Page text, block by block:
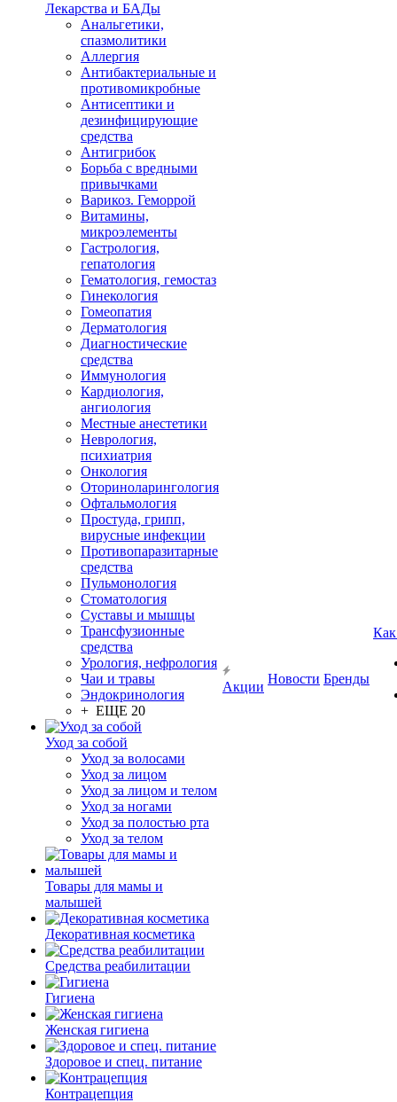
Лекарства и БАДы
Анальгетики,
спазмолитики
Аллергия
Антибактериальные и
противомикробные
Антисептики и
дезинфицирующие
средства
Антигрибок
Борьба с вредными
привычками
Варикоз. Геморрой
Витамины,
микроэлементы
Гастрология,
гепатология
Гематология, гемостаз
Гинекология
Гомеопатия
Дерматология
Диагностические
средства
Иммунология
Кардиология,
ангиология
Местные анестетики
Неврология,
психиатрия
Онкология
Оториноларингология
Офтальмология
Простуда, грипп,
вирусные инфекции
Противопаразитарные
средства
Пульмонология
Стоматология
Суставы и мышцы
Трансфузионные
средства
Урология, нефрология
Чаи и травы
Эндокринология
+ ЕЩЕ 20
Уход за собой
Уход за волосами
Уход за лицом
Уход за лицом и телом
Уход за ногами
Уход за полостью рта
Уход за телом
Товары для мамы и
малышей
Декоративная косметика
Средства реабилитации
Гигиена
Женская гигиена
Здоровое и спец. питание
Контрацепция
Акции
Новости Бренды